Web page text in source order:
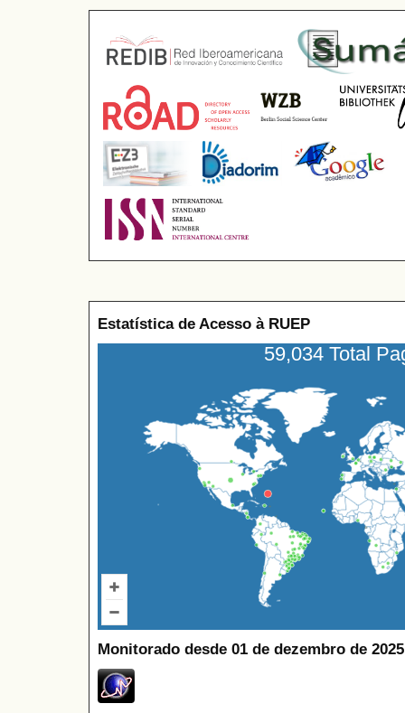
Estatística de Acesso à RUEP
59,034 Total
Monitorado desde 01 de dezembro de